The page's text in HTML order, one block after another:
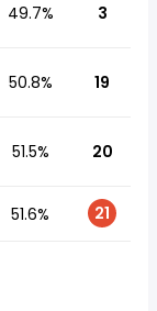
49.7% 3
50.8% 19
51.5% 20
51.6% 21